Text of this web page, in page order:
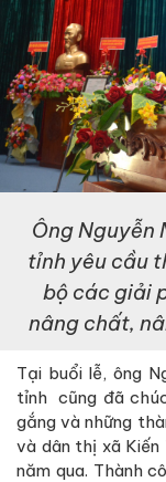
Ông Nguyễn
tỉnh yêu cầu
bộ các giải
nâng chất,
Tại buổi lễ, ông
tỉnh cũng đã
gắng và những
và dân thị xã
năm qua. Thành